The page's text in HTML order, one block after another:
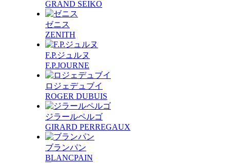
GRAND SEIKO
ゼニス
ZENITH
F.P.ジュルヌ
F.P.JOURNE
ロジェデュブイ
ROGER DUBUIS
ジラールペルゴ
GIRARD PERREGAUX
ブランパン
BLANCPAIN